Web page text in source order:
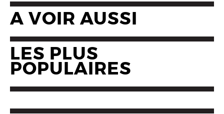
A VOIR AUSSI
LES PLUS
POPULAIRES